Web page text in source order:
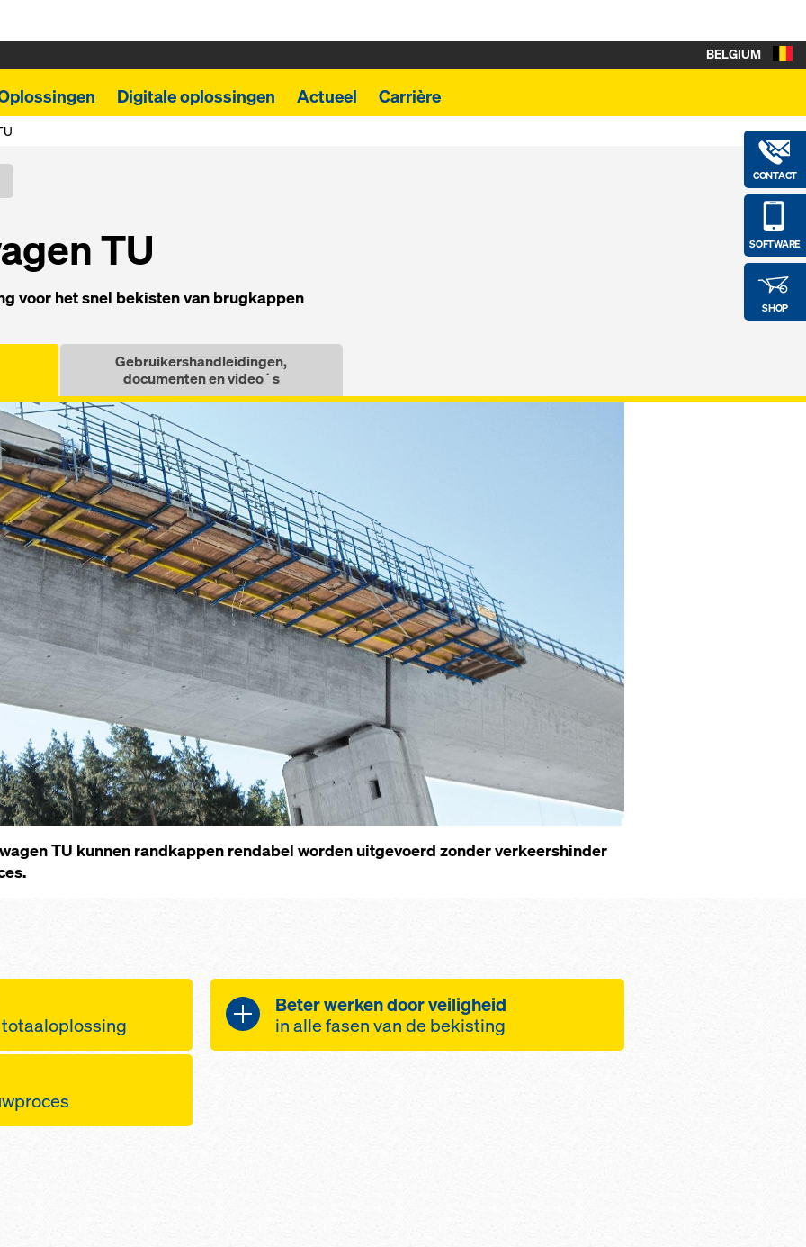
Digitale oplossingen Actueel Carrière
CONTACT
SOFTWARE
SHOP
BELGIUM
TU
voor het snel bekisten van brugkappen
Gebruikershandleidingen,
documenten en video´s
TU kunnen randkappen rendabel worden uitgevoerd zonder verkeershinder
totaalsysteem
Beter werken door veiligheid
in alle fasen van de bekisting